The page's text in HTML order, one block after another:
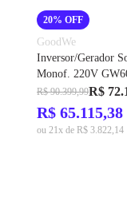
20% OFF
GoodWe
Inversor/Gerador
Monof. 220V
Baterias Solar De
LX U5.4-20 –
R$ 90.399,99R$
R$ 65.115,38
ou 21x de R$ 3.822,14